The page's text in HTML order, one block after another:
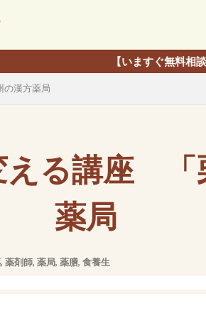
【いますぐ無料相談】LINE友だち追加
漢方薬局
える講座
薬局
, 薬剤師, 薬局, 薬膳, 食養生